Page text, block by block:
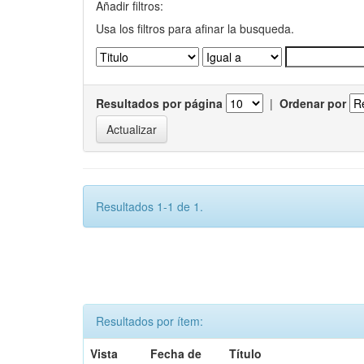
Añadir filtros:
Usa los filtros para afinar la busqueda.
Resultados por página | Ordenar por
Resultados 1-1 de 1.
Resultados por ítem:
Vista
Fecha de
Título